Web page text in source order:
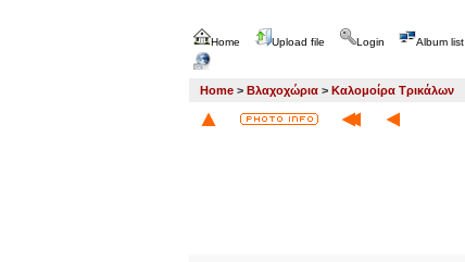
Home Upload file Login Album list
Home > Βλαχοχώρια > Καλομοίρα Τρικάλων